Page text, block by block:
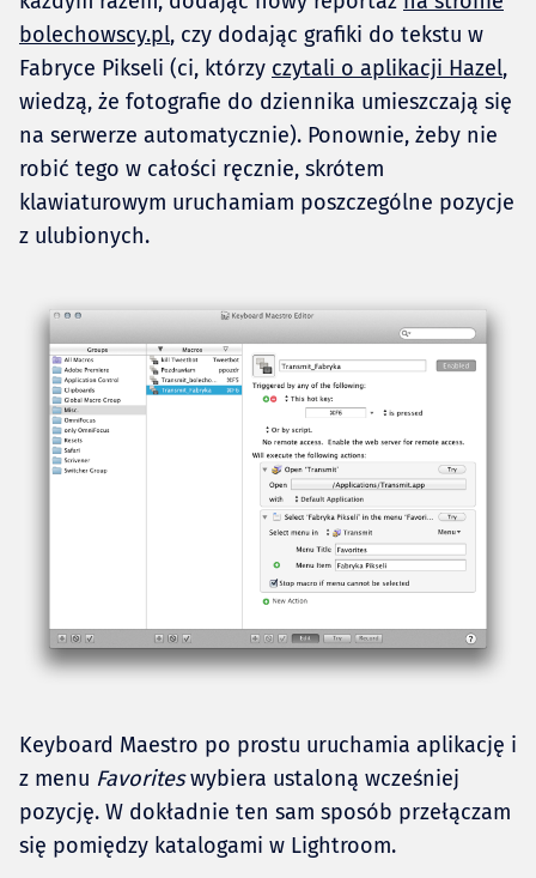
bolechowscy.pl, czy dodając grafiki do tekstu w
Fabryce Pikseli (ci, którzy czytali o aplikacji Hazel,
wiedzą, że fotografie do dziennika umieszczają się
na serwerze automatycznie). Ponownie, żeby nie
robić tego w całości ręcznie, skrótem
klawiaturowym uruchamiam poszczególne pozycje
z ulubionych.
Keyboard Maestro po prostu uruchamia aplikację i
z menu Favoriteswybiera ustaloną wcześniej
pozycję. W dokładnie ten sam sposób przełączam
się pomiędzy katalogami w Lightroom.